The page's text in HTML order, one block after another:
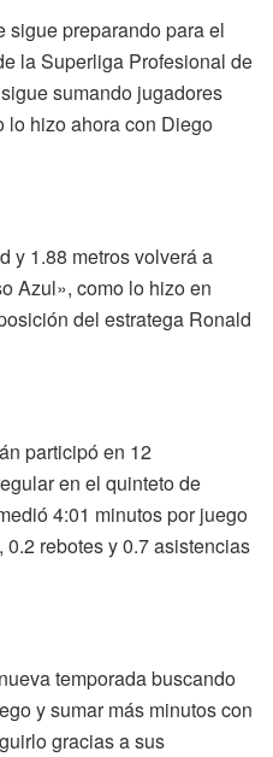
sigue preparando para el
la Superliga Profesional de
sumando jugadores
lo hizo ahora con Diego
y 1.88 metros volverá a
Azul», como lo hizo en
del estratega Ronald
participó en 12
en el quinteto de
4:01 minutos por juego
rebotes y 0.7 asistencias
temporada buscando
y sumar más minutos con
gracias a sus